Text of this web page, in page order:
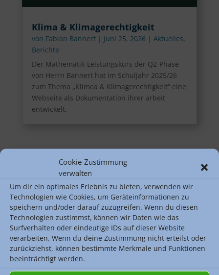
Cookie-Zustimmung
verwalten
Um dir ein optimales Erlebnis zu bieten, verwenden wir
Technologien wie Cookies, um Geräteinformationen zu
speichern und/oder darauf zuzugreifen. Wenn du diesen
Technologien zustimmst, können wir Daten wie das
Surfverhalten oder eindeutige IDs auf dieser Website
verarbeiten. Wenn du deine Zustimmung nicht erteilst oder
zurückziehst, können bestimmte Merkmale und Funktionen
beeinträchtigt werden.
Klima & Klimagerechtigkeit
von Fabian Bannert| Juni 25, 2026 | Aktuelles,
Berichte
Der Mathematik-Leistungskurs der Q2-Phase
von Herrn Bannert hat im Schuljahr 2025/26
zum Thema „Klimea & Klimagerechtigkeit“ eine
Webseite als Dokumentation ihrer arbeit
entwickelt.
Letzte Neuigkeiten
Klima & Klimagerechtigkeit
(kein Titel)
Der Gasthof am Strand – nach Motiven von
Harold Pinter